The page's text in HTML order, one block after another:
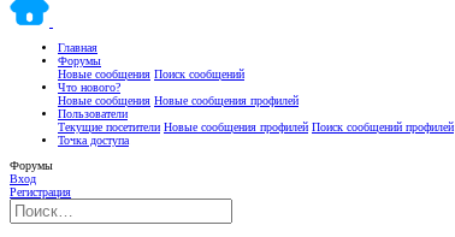
Главная
Форумы
Новые сообщения Поиск сообщений
Что нового?
Новые сообщения Новые сообщения профилей
Пользователи
Текущие посетители Новые сообщения профилей Поиск сообщений профилей
Точка доступа
Форумы
Вход
Регистрация